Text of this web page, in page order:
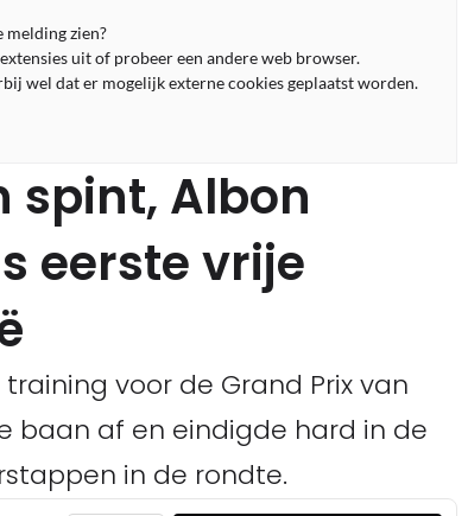
melding zien?
uit of probeer een andere web browser.
wel dat er mogelijk externe cookies geplaatst worden.
spint, Albon
eerste vrije
voor de Grand Prix van
baan af en eindigde hard in de
in de rondte.